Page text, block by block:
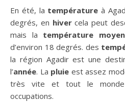
En été, la température à
degrés, en hivercela peut
mais la température
d’environ 18 degrés. des
la région Agadir est une
l’année. La pluie est assez
très vite et tout le
occupations.